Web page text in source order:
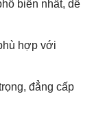
biến nhất, dễ
hợp với
đẳng cấp